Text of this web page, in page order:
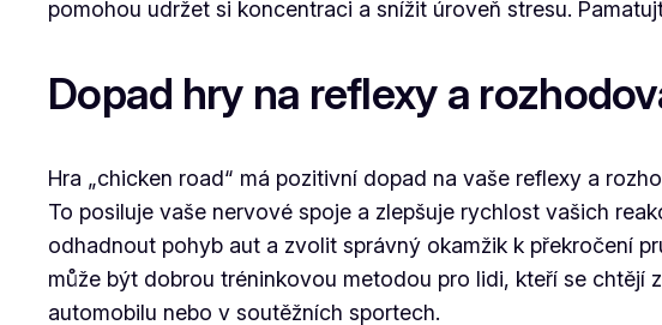
pomohou udržet si koncentraci a snížit úroveň stresu.
Dopad hry na reflexy a
Hra „chicken road“ má pozitivní dopad na vaše reflexy a
To posiluje vaše nervové spoje a zlepšuje rychlost vašich
odhadnout pohyb aut a zvolit správný okamžik k překročení
může být dobrou tréninkovou metodou pro lidi, kteří se
automobilu nebo v soutěžních sportech.